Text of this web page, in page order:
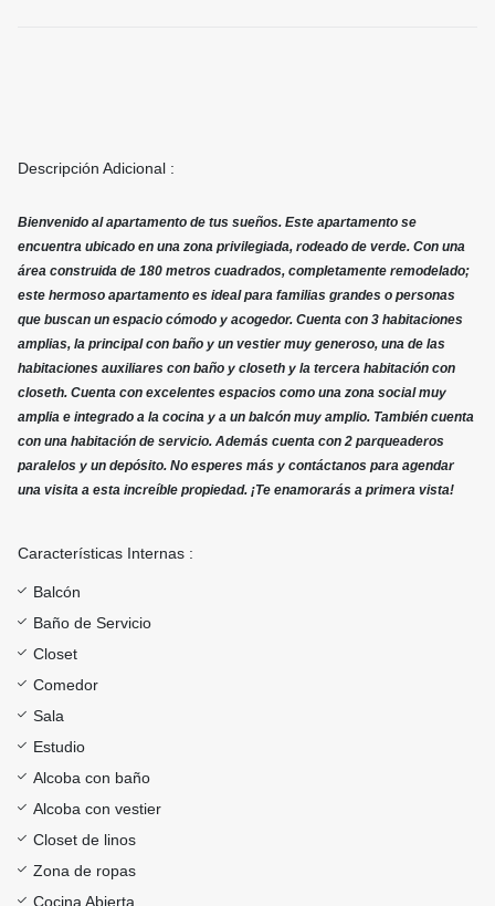
Descripción Adicional :
Bienvenido al apartamento de tus sueños. Este apartamento se
encuentra ubicado en una zona privilegiada, rodeado de verde. Con una
área construida de 180 metros cuadrados, completamente remodelado;
este hermoso apartamento es ideal para familias grandes o personas
que buscan un espacio cómodo y acogedor. Cuenta con 3 habitaciones
amplias, la principal con baño y un vestier muy generoso, una de las
habitaciones auxiliares con baño y closeth y la tercera habitación con
closeth. Cuenta con excelentes espacios como una zona social muy
amplia e integrado a la cocina y a un balcón muy amplio. También cuenta
con una habitación de servicio. Además cuenta con 2 parqueaderos
paralelos y un depósito. No esperes más y contáctanos para agendar
una visita a esta increíble propiedad. ¡Te enamorarás a primera vista!
Características Internas :
Balcón
Baño de Servicio
Closet
Comedor
Sala
Estudio
Alcoba con baño
Alcoba con vestier
Closet de linos
Zona de ropas
Cocina Abierta